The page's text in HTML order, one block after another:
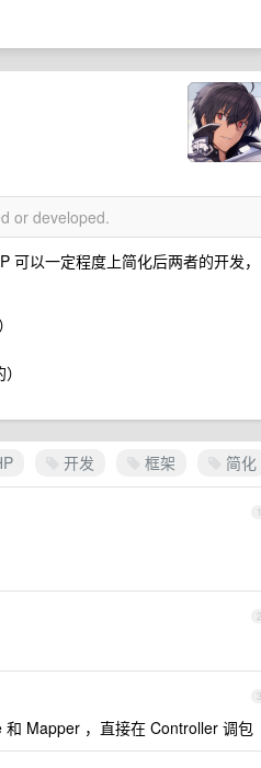
or developed.
以一定程度上简化后两者的开发，
开发 框架 简化
1
2
3
Mapper ，直接在 Controller 调包